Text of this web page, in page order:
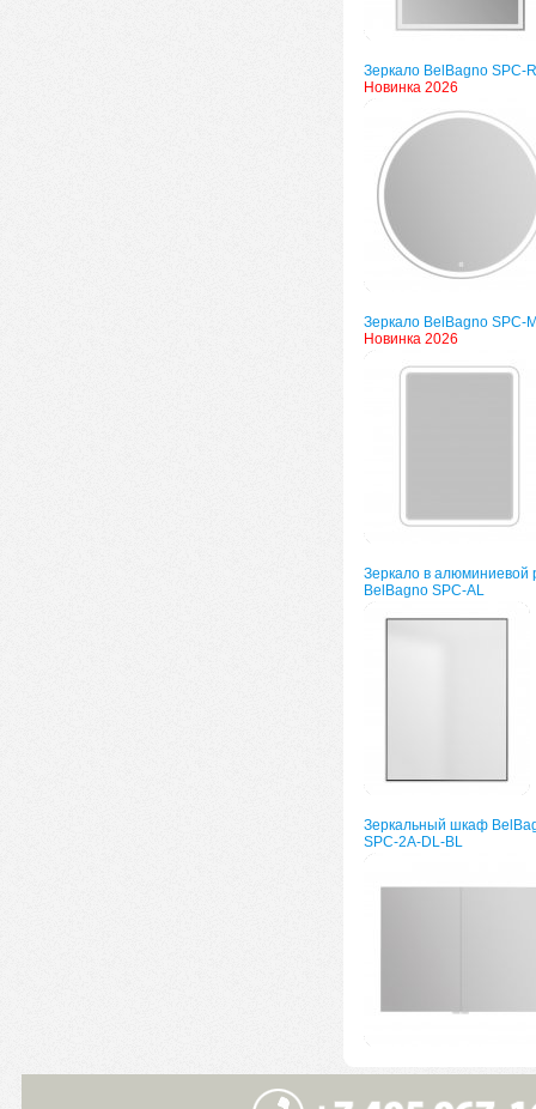
Зеркало BelBagno SPC-
Новинка 2026
Зеркало BelBagno SPC-
Новинка 2026
Зеркало в алюминиевой
BelBagno SPC-AL
Зеркальный шкаф
SPC-2A-DL-BL